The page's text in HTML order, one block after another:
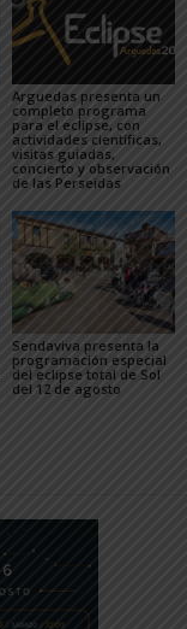
Arguedas presenta un
completo programa
para el eclipse, con
actividades científicas,
visitas guiadas,
concierto y observación
de las Perseidas
Sendaviva presenta la
programación especial
del eclipse total de Sol
del 12 de agosto